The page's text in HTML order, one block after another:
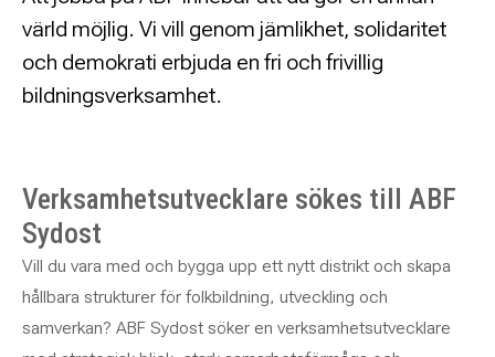
värld möjlig. Vi vill genom jämlikhet, solidaritet
och demokrati erbjuda en fri och frivillig
bildningsverksamhet.
Verksamhetsutvecklare sökes till ABF
Sydost
Vill du vara med och bygga upp ett nytt distrikt och skapa
hållbara strukturer för folkbildning, utveckling och
samverkan? ABF Sydost söker en verksamhetsutvecklare